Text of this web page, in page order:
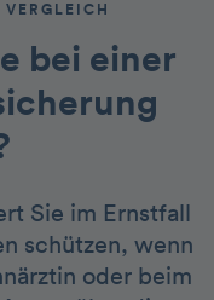
bei einer
Sie im Ernstfall
schützen, wenn
oder beim